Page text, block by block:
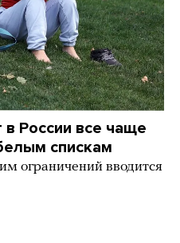
России все чаще
спискам
ограничений вводится